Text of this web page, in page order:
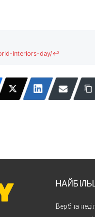
interiors-day/↩
Вербна